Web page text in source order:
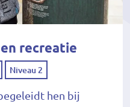
recreatie
Niveau 2
hen bij